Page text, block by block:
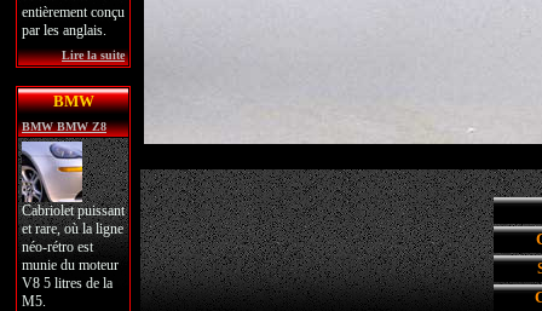
entièrement conçu
par les anglais.
Lire la suite
BMW
BMW BMW Z8
Cabriolet puissant
et rare, où la ligne
néo-rétro est
munie du moteur
V8 5 litres de la
M5.